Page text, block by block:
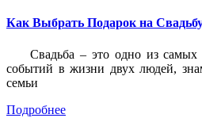
Как Выбрать Подарок на
Свадьба – это одно из самых
событий в жизни двух людей,
семьи
Подробнее